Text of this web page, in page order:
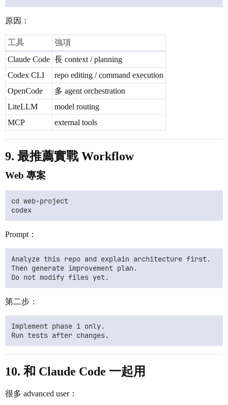
原因：
工具
強項
Claude Code 長 context / planning
Codex CLI
repo editing / command execution
OpenCode
多 agent orchestration
LiteLLM
model routing
MCP
external tools
9. 最推薦實戰 Workflow
Web 專案
cd web-project
Prompt：
Analyze this repo and explain architecture first.
Then generate improvement plan.
第二步：
Implement phase 1 only.
10. 和 Claude Code 一起用
很多 advanced user：